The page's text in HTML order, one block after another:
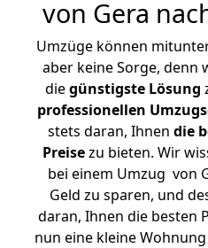
von Gera
Umzüge können
aber keine Sorge, denn
diegünstigste Lösung
professionellen
stets daran, Ihnen die
Preisezu bieten. Wir
bei einem Umzug von
Geld zu sparen, und
daran, Ihnen die besten
nun eine kleine